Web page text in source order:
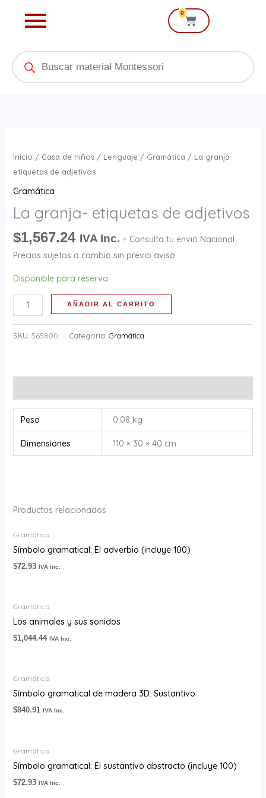
0
Cart
Products
search
Inicio / Casa de niños/ Lenguaje / Gramática / La granja-
etiquetas de adjetivos
Gramática
La granja- etiquetas de adjetivos
$1,567.24 IVA Inc. + Consulta tu envió Nacional
Precios sujetos a cambio sin previo aviso.
Disponible para reserva
granja-
etiquetas
cantidad
AÑADIR AL CARRITO
SKU: 565800 Categoría: Gramática
Peso 0.08 kg
Dimensiones 110 × 30 × 40 cm
Productos relacionados
Gramática
Símbolo gramatical: El adverbio (incluye 100)
$72.93 IVA Inc.
Gramática
Los animales y sus sonidos
$1,044.44 IVA Inc.
Gramática
Símbolo gramatical de madera 3D: Sustantivo
$840.91 IVA Inc.
Gramática
Símbolo gramatical: El sustantivo abstracto (incluye 100)
$72.93 IVA Inc.